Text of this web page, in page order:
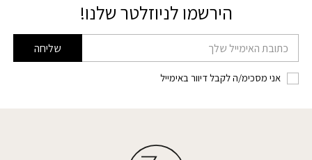
הירשמו לניוזלטר שלנו!
דוא׳׳ל שליחה
אני מסכימ/ה לקבל דיוור באימייל